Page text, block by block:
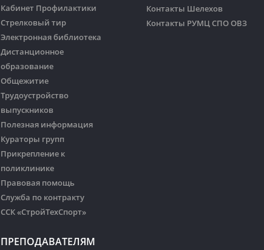
Кабинет Профилактики
Стрелковый тир
Электронная библиотека
Дистанционное
образование
Общежитие
Трудоустройство
выпускников
Полезная информация
Кураторы групп
Прикрепление к
поликлинике
Правовая помощь
Служба по контракту
ССК «СтройТехСпорт»
ПРЕПОДАВАТЕЛЯМ
Контакты Шелехов
Контакты РУМЦ СПО ОВЗ